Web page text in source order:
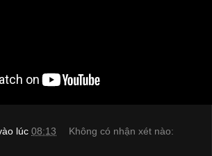
lúc 08:13 Không có nhận xét nào: